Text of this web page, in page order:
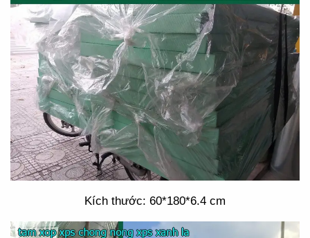
Kích thước: 60*180*6.4 cm